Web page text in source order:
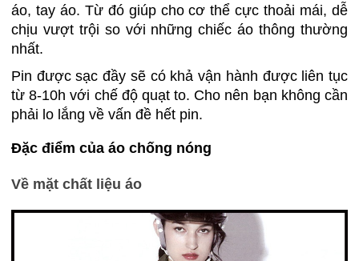
áo, tay áo. Từ đó giúp cho cơ thể cực thoải mái, dễ
chịu vượt trội so với những chiếc áo thông thường
nhất.
Pin được sạc đầy sẽ có khả vận hành được liên tục
từ 8-10h với chế độ quạt to. Cho nên bạn không cần
phải lo lắng về vấn đề hết pin.
Đặc điểm của áo chống nóng
Về mặt chất liệu áo